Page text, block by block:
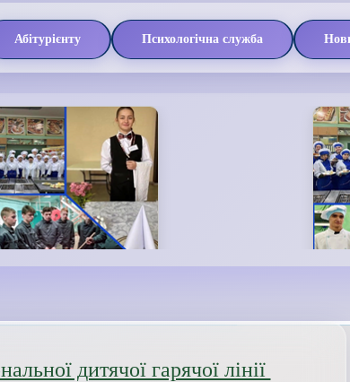
Абітурієнту Психологічна служба
дитячої гарячої лінії